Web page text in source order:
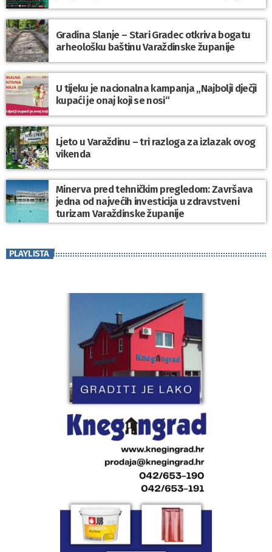
Gradina Slanje – Stari Gradec otkriva bogatu
arheološku baštinu Varaždinske županije
U tijeku je nacionalna kampanja „Najbolji dječji
kupaći je onaj koji se nosi“
Ljeto u Varaždinu – tri razloga za izlazak ovog
vikenda
Minerva pred tehničkim pregledom: Završava
jedna od najvećih investicija u zdravstveni
turizam Varaždinske županije
PLAYLISTA